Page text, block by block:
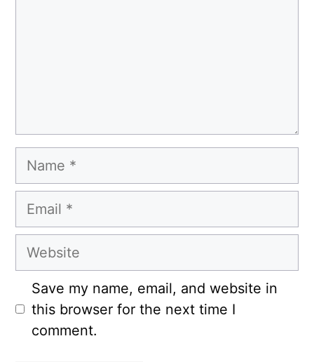
Name
Email
Website
Save my name, email, and website in
this browser for the next time I
comment.